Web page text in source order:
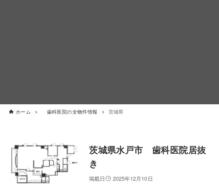
ホーム 歯科医院の全物件情報 茨城県
茨城県水戸市 歯科医院居抜
き
2025年12月10日